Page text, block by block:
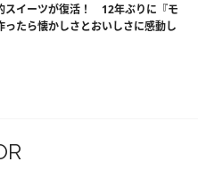
スイーツが復活！ 12年ぶりに『モ
ったら懐かしさとおいしさに感動し